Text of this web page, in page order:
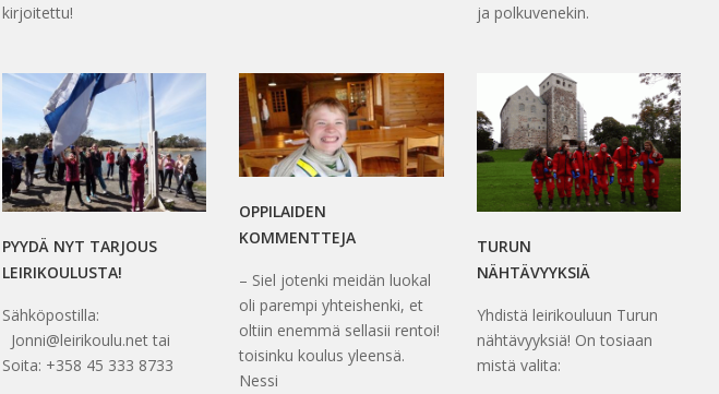
kirjoitettu!
ja polkuvenekin.
PYYDÄ NYT TARJOUS
LEIRIKOULUSTA!
Sähköpostilla:
Jonni@leirikoulu.net tai
Soita: +358 45 333 8733
OPPILAIDEN
KOMMENTTEJA
– Siel jotenki meidän luokal
oli parempi yhteishenki, et
oltiin enemmä sellasii rentoi!
toisinku koulus yleensä.
Nessi
TURUN
NÄHTÄVYYKSIÄ
Yhdistä leirikouluun Turun
nähtävyyksiä! On tosiaan
mistä valita: